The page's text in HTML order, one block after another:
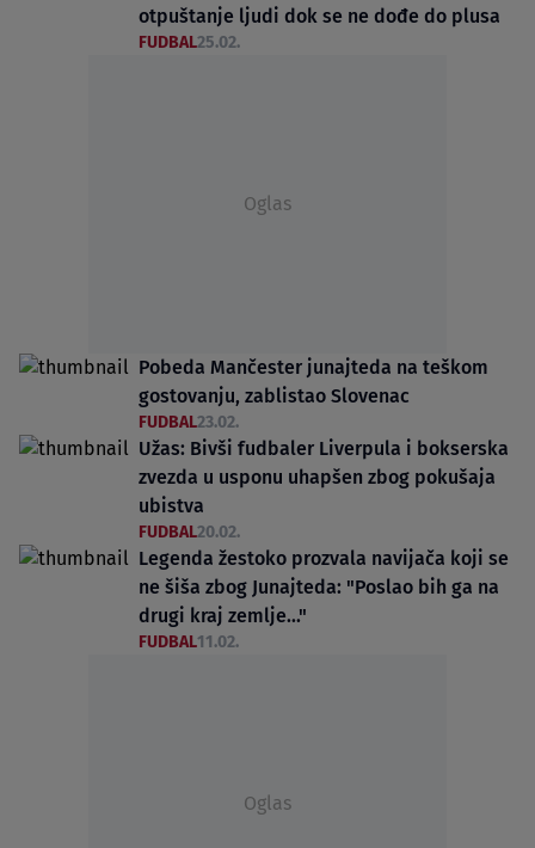
otpuštanje ljudi dok se ne dođe do plusa
FUDBAL25.02.
Oglas
Pobeda Mančester junajteda na teškom
gostovanju, zablistao Slovenac
FUDBAL23.02.
Užas: Bivši fudbaler Liverpula i bokserska
zvezda u usponu uhapšen zbog pokušaja
ubistva
FUDBAL20.02.
Legenda žestoko prozvala navijača koji se
ne šiša zbog Junajteda: "Poslao bih ga na
drugi kraj zemlje..."
FUDBAL11.02.
Oglas